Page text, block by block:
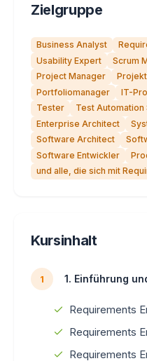
Zielgruppe
Business Analyst
Usability Expert
Scrum
Project Manager
Portfoliomanager
IT-
Tester
Test Automation
Enterprise Architect
Software Architect
Software Entwickler
und alle, die sich mit
Kursinhalt
1 1. Einführung
Requirements
Requirements
Requirements